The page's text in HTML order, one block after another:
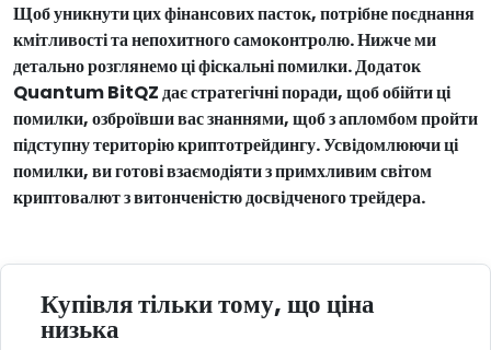
Щоб уникнути цих фінансових пасток, потрібне поєднання
кмітливості та непохитного самоконтролю. Нижче ми
детально розглянемо ці фіскальні помилки. Додаток
Quantum BitQZ дає стратегічні поради, щоб обійти ці
помилки, озброївши вас знаннями, щоб з апломбом пройти
підступну територію криптотрейдингу. Усвідомлюючи ці
помилки, ви готові взаємодіяти з примхливим світом
криптовалют з витонченістю досвідченого трейдера.
Купівля тільки тому, що ціна
низька